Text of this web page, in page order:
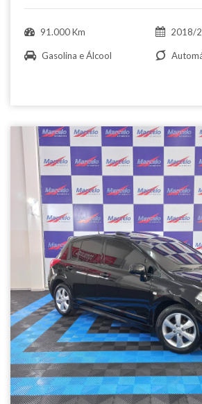
91.000 Km 2018/
Gasolina e Álcool